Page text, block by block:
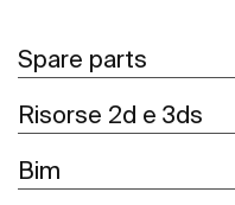
Spare parts
Risorse 2d e 3ds
Bim